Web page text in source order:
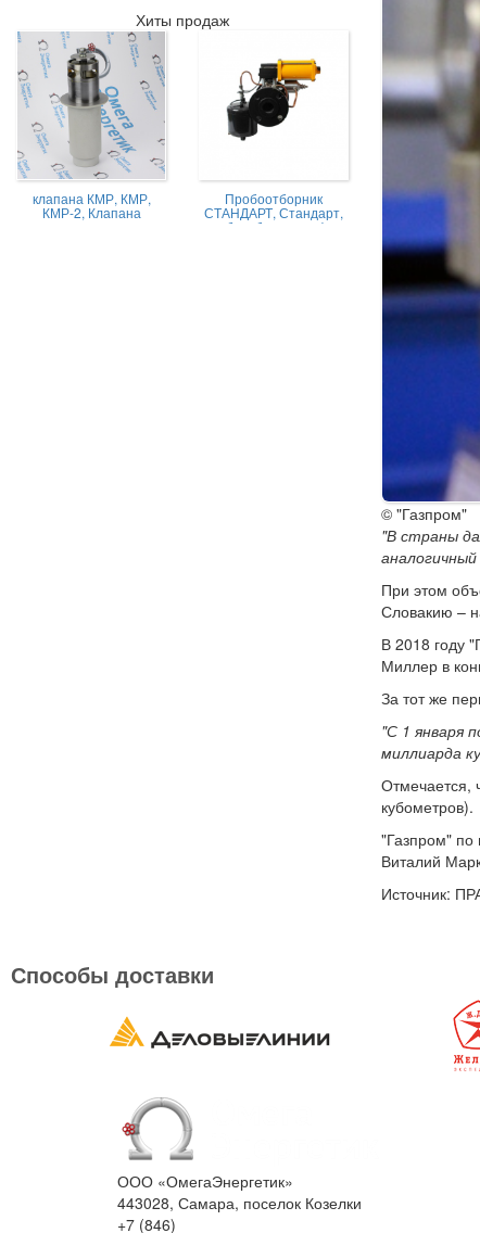
© "Газпром"
"В страны
При этом
Словакию –
В 2018 году
Миллер в
За тот же
"С 1 января
миллиарда
Отмечается,
кубометров).
"Газпром" по
Виталий
Источник:
Хиты продаж
клапана КМР, КМР,
КМР-2, Клапана
магниторегулируемые
Пробоотборник
СТАНДАРТ, Стандарт,
пробоотборник нефти,
Способы доставки
ООО «ОмегаЭнергетик»
443028, Самара, поселок Козелки
+7 (846)